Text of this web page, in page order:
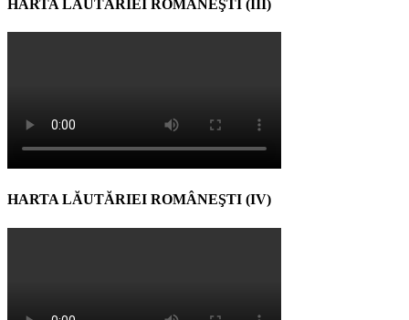
HARTA LĂUTĂRIEI ROMÂNEŞTI (III)
HARTA LĂUTĂRIEI ROMÂNEŞTI (IV)